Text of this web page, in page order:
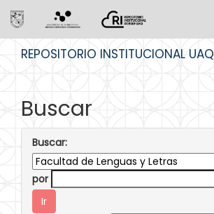
REPOSITORIO INSTITUCIONAL UAQ
Buscar
Buscar:
por